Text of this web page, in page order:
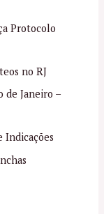
Protocolo
no RJ
de Janeiro –
Indicações